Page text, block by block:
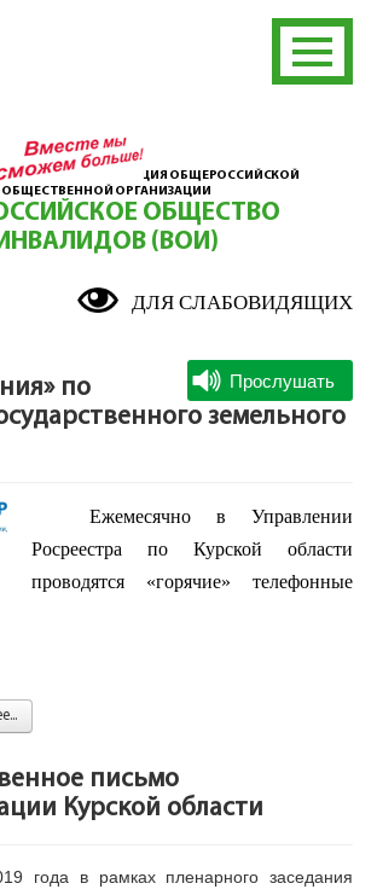
ОРГАНИЗАЦИЯ ОБЩЕРОССИЙСКОЙ
ОБЩЕСТВЕННОЙ ОРГАНИЗАЦИИ
ОБЩЕСТВО
ИНВАЛИДОВ (ВОИ)
ДЛЯ СЛАБОВИДЯЩИХ
по
земельного
Ежемесячно в Управлении
Росреестра по Курской области
проводятся «горячие» телефонные
письмо
Курской области
года в рамках пленарного заседания